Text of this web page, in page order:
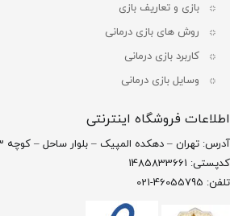
بازی و تعاریف بازی
روش های بازی درمانی
کاربرد بازی درمانی
وسایل بازی درمانی
اطلاعات فروشگاه اینترنتی
آدرس: تهران – دهکده المپیک – بلوار ساحل – کوچه 53 – پلاک 10
کدپستی: 1485833661
تلفن: 46055795-021